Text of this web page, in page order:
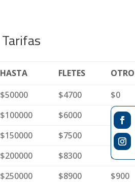
Tarifas
HASTA FLETES
$50000 $4700
$0
$100000 $6000
$0
$150000 $7500
$0
$200000 $8300
$0
$250000 $8900
$900